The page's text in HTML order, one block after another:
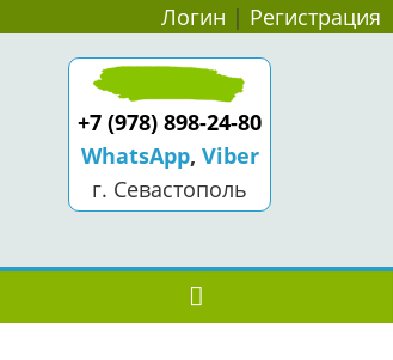
Логин | Регистрация
+7 (978) 898-24-80
WhatsApp, Viber
г. Севастополь